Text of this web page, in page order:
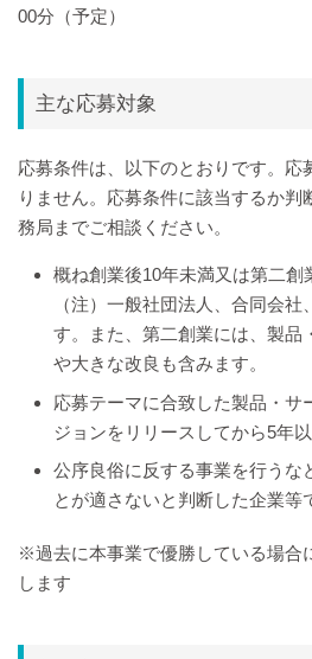
00分（予定）
主な応募対象
応募条件は、以下のとおりです。応
りません。応募条件に該当するか判
務局までご相談ください。
概ね創業後10年未満又は第二創
（注）一般社団法人、合同会
す。また、第二創業には、製品
や大きな改良も含みます。
応募テーマに合致した製品・サ
ジョンをリリースしてから5年
公序良俗に反する事業を行うな
とが適さないと判断した企業等
※過去に本事業で優勝している場合
します